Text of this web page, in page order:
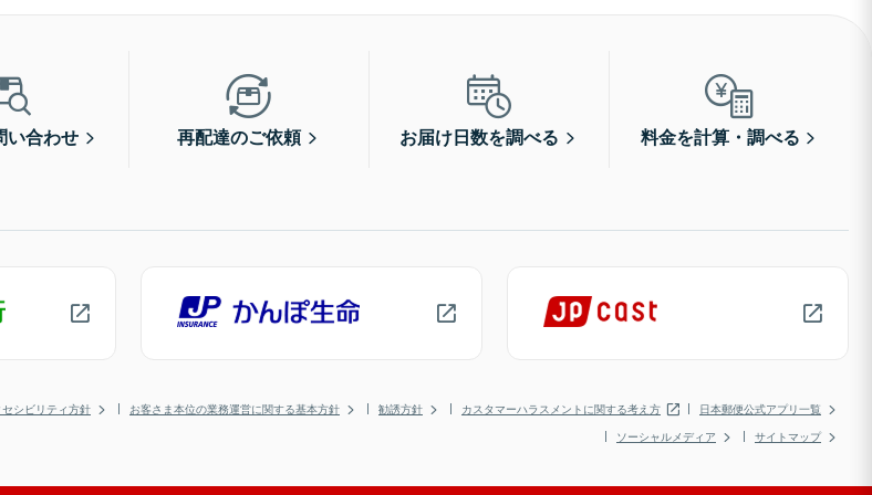
い合わせ 再配達のご依頼 お届け日数を調べる 料金を計算・調べる
シビリティ方針 お客さま本位の業務運営に関する基本方針 勧誘方針 カスタマーハラスメントに関する考え方
日本郵便公式アプリ一覧
ソーシャルメディア
サイトマップ